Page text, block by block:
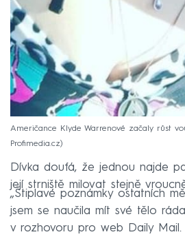
Američance Klyde Warrenové začaly růst
Profimedia.cz
Dívka doufá, že jednou najde
její strniště milovat stejně
„Štiplavé poznámky ostatních
jsem se naučila mít své tělo
v rozhovoru pro web Daily Mail.